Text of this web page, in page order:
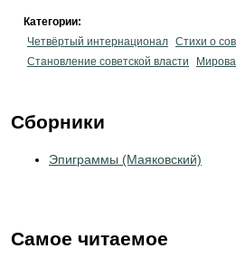
Категории:
Четвёртый интернационал Стихи о
Становление советской власти
Сборники
Эпиграммы (Маяковский)
Самое читаемое